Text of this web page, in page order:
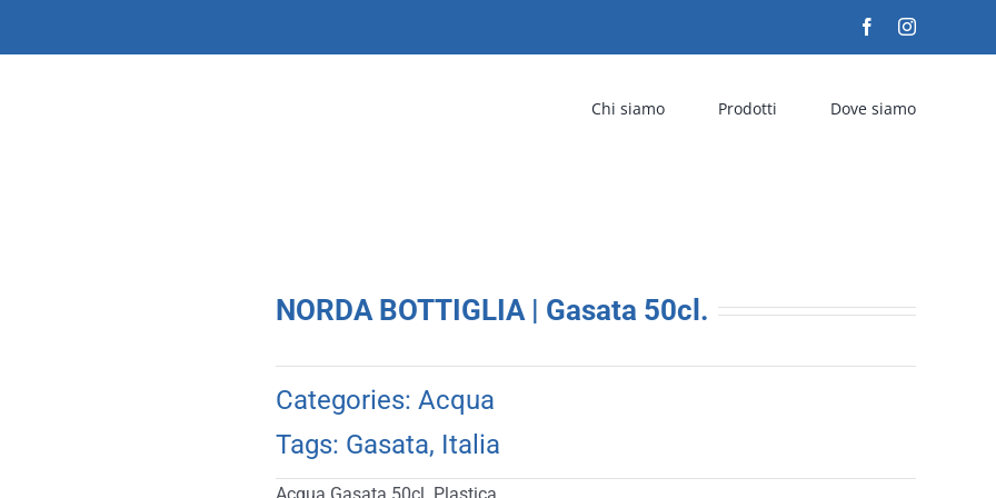
FacebookInstagram
Chi siamo Prodotti Dove siamo
NORDA BOTTIGLIA | Gasata 50cl.
Categories: Acqua
Tags: Gasata, Italia